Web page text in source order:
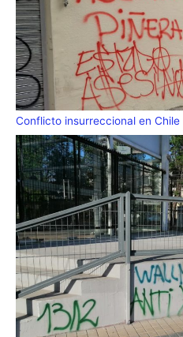
Conflicto insurreccional en Chile